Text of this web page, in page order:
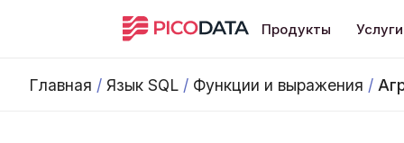
Продукты Услуги
Главная / Язык SQL / Функции и выражения /